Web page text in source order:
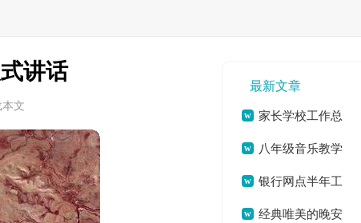
讲话
文
最新文章
家长学校工作总
结[本文共812字]
八年级音乐教学
计划[本文共4300字]
银行网点半年工
作总结(精选多篇)[本
经典唯美的晚安